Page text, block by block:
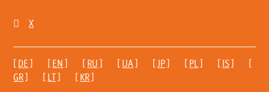
 X
DE EN RU UA ] [JP PL IS
GR
LT KR